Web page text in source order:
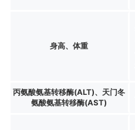
身高、体重
丙氨酸氨基转移酶(ALT)、天门冬
氨酸氨基转移酶(AST)